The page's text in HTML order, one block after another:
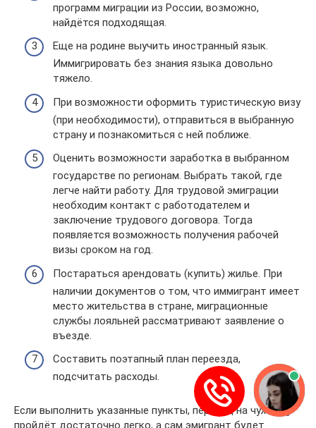
программ миграции из России, возможно,
найдётся подходящая.
Еще на родине выучить иностранный язык.
Иммигрировать без знания языка довольно
тяжело.
При возможности оформить туристическую визу
(при необходимости), отправиться в выбранную
страну и познакомиться с ней поближе.
Оценить возможности заработка в выбранном
государстве по регионам. Выбрать такой, где
легче найти работу. Для трудовой эмиграции
необходим контакт с работодателем и
заключение трудового договора. Тогда
появляется возможность получения рабочей
визы сроком на год.
Постараться арендовать (купить) жилье. При
наличии документов о том, что иммигрант имеет
место жительства в стране, миграционные
службы лояльней рассматривают заявление о
въезде.
Составить поэтапный план переезда,
подсчитать расходы.
Если выполнить указанные пункты, переезд на чужбину
пройдёт достаточно легко, а сам эмигрант будет